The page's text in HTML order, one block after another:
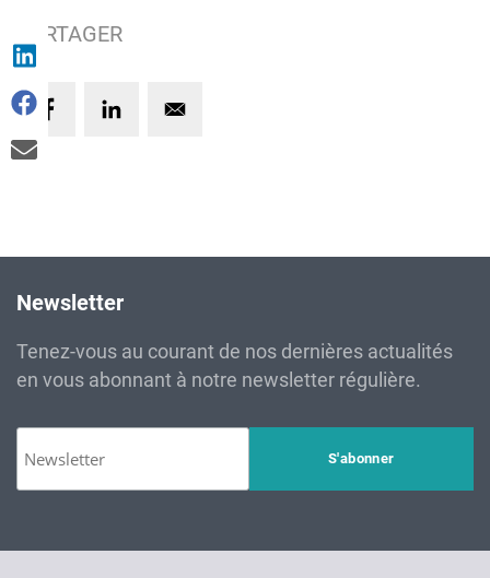
PARTAGER
Newsletter
Tenez-vous au courant de nos dernières actualités
en vous abonnant à notre newsletter régulière.